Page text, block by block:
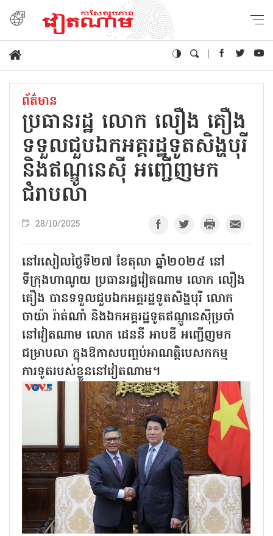
ព័ត៌មាន
ប្រធានរដ្ឋ លោក លឿង គឿង
ទទួលជួបឯកអគ្គរដ្ឋទូតសិង្ហបុរី
និងឥណ្ឌូនេស៊ី អញ្ជើញមក
ជំរាបលា
28/10/2025
នៅរសៀលថ្ងៃទី២៧ ខែតុលា ឆ្នាំ២០២៥ នៅ
ទីក្រុងហាណូយ ប្រធានរដ្ឋវៀតណាម លោក លឿង
គឿង បានទទួលជួបឯកអគ្គរដ្ឋទូតសិង្ហបុរី លោក
ចាយ៉ា រ៉ាត់ណាំ និងឯកអគ្គរដ្ឋទូតឥណ្ឌូនេស៊ីប្រចាំ
នៅវៀតណាម លោក ដេននី អាបឌី អញ្ជើញមក
ជម្រាបលា ក្នុងឱកាសបញ្ចប់អាណត្តិបេសកកម្ម
ការទូតរបស់ខ្លួននៅវៀតណាម។